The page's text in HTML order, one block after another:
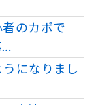
のカポで
…
になりまし